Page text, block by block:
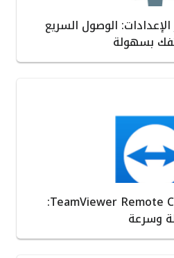
الوصول السريع
بسهولة
مراجعة تطبيق TeamViewer Remote Control:
وسرعة